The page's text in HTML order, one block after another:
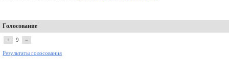
Голосование
+ 9 –
Результаты голосования